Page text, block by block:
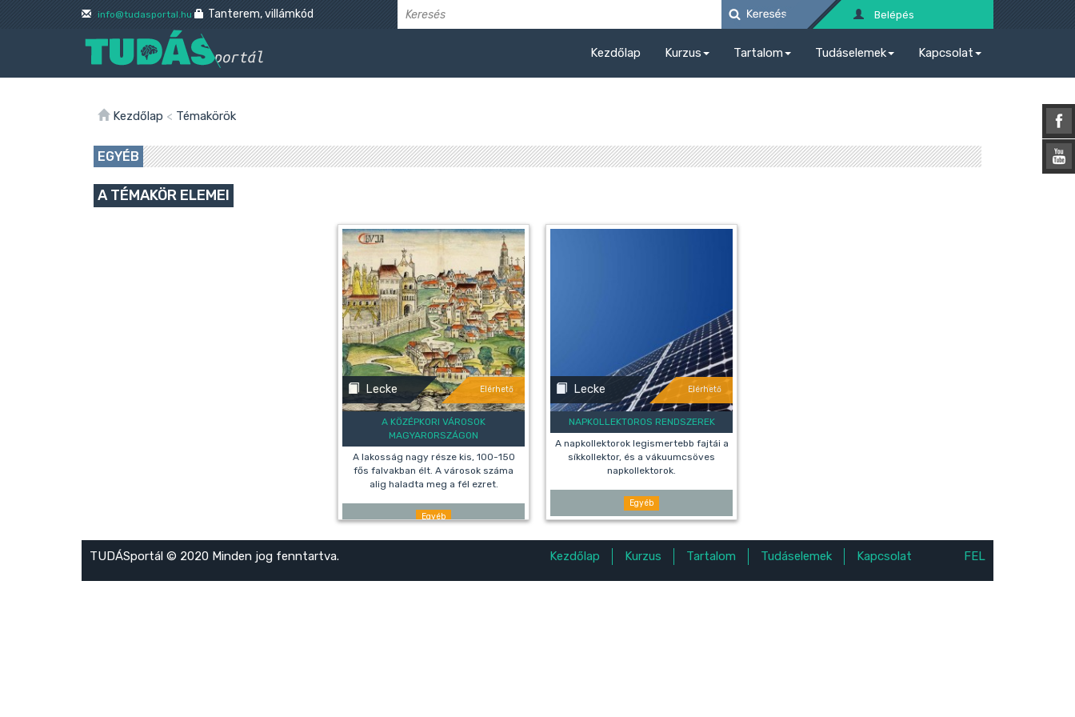
info@tudasportal.hu Tanterem, villámkód Belépés
Kezdőlap Kurzus Tartalom Tudáselemek Kapcsolat
Kezdőlap < Témakörök
EGYÉB
A TÉMAKÖR ELEMEI
Lecke Elérhető
A KÖZÉPKORI VÁROSOK
MAGYARORSZÁGON
A lakosság nagy része kis, 100-150
fős falvakban élt. A városok száma
alig haladta meg a fél ezret.
Egyéb
Lecke Elérhető
NAPKOLLEKTOROS RENDSZEREK
A napkollektorok legismertebb fajtái a
síkkollektor, és a vákuumcsöves
napkollektorok.
Egyéb
FEL
Kezdőlap Kurzus Tartalom Tudáselemek Kapcsolat
TUDÁSportál © 2020 Minden jog fenntartva.